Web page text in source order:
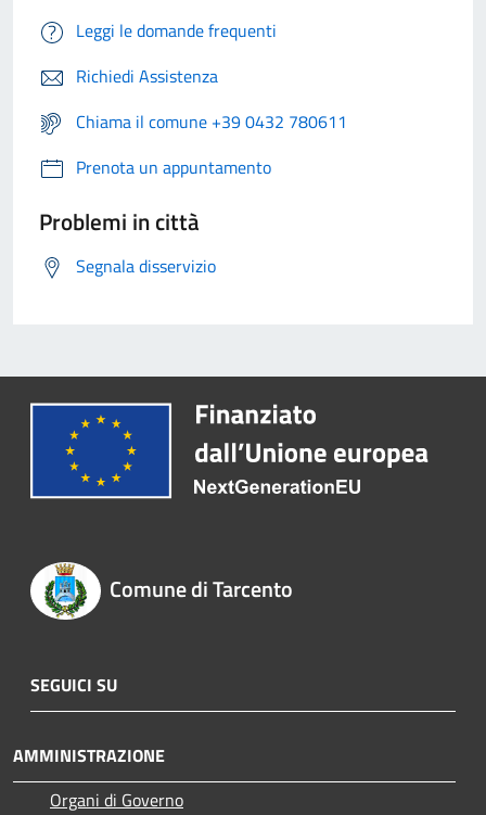
Leggi le domande frequenti
Richiedi Assistenza
Chiama il comune +39 0432 780611
Prenota un appuntamento
Problemi in città
Segnala disservizio
Comune di Tarcento
SEGUICI SU
AMMINISTRAZIONE
Organi di Governo